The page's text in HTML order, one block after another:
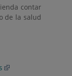
contar
de la salud